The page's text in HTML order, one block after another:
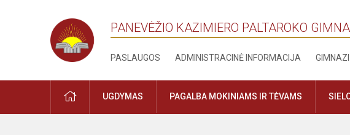
PANEVĖŽIO KAZIMIERO PALTAROKO
PASLAUGOS ADMINISTRACINĖ INFORMACIJA
PRADŽIAUGDYMAS PAGALBA MOKINIAMS IR TĖVAMS